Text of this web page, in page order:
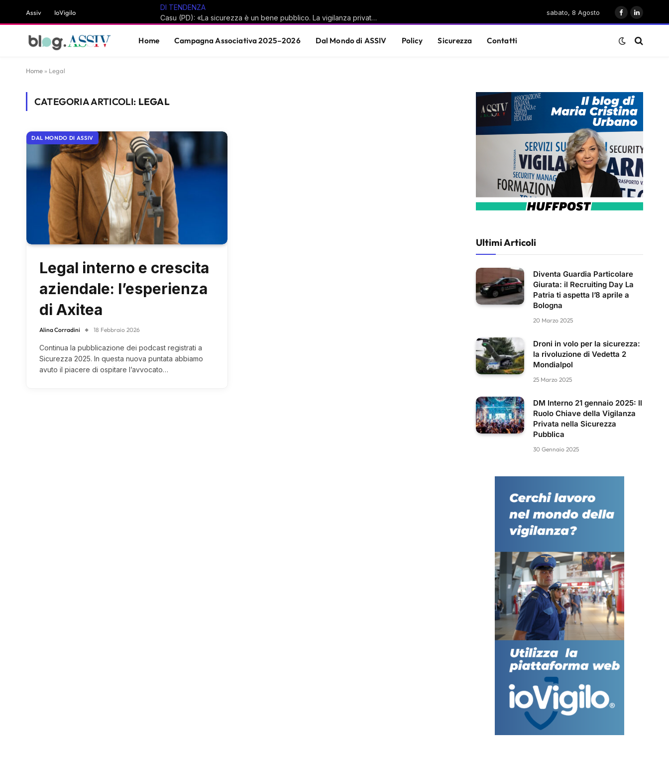
Assiv IoVigilo
DI TENDENZA
Casu (PD): «La sicurezza è un bene pubblico. La vigilanza privata è parte di questa responsabilità condivisa»
sabato, 8 Agosto
Facebook
LinkedIn
Home Campagna Associativa 2025–2026 Dal Mondo di ASSIV Policy Sicurezza Contatti
Home » Legal
CATEGORIA ARTICOLI: LEGAL
DAL MONDO DI ASSIV
Legal interno e crescita
aziendale: l’esperienza
di Axitea
Alina Corradini 18 Febbraio 2026
Continua la pubblicazione dei podcast registrati a
Sicurezza 2025. In questa nuova puntata abbiamo
avuto il piacere di ospitare l’avvocato…
Ultimi Articoli
Diventa Guardia Particolare
Giurata: il Recruiting Day La
Patria ti aspetta l’8 aprile a
Bologna
20 Marzo 2025
Droni in volo per la sicurezza:
la rivoluzione di Vedetta 2
Mondialpol
25 Marzo 2025
DM Interno 21 gennaio 2025: Il
Ruolo Chiave della Vigilanza
Privata nella Sicurezza
Pubblica
30 Gennaio 2025